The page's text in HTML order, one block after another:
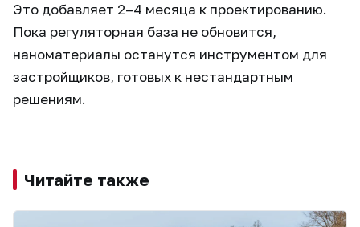
Это добавляет 2–4 месяца к проектированию.
Пока регуляторная база не обновится,
наноматериалы останутся инструментом для
застройщиков, готовых к нестандартным
решениям.
Читайте также